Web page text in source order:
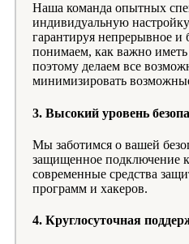
Наша команда опытных
индивидуальную
гарантируя непрерывное
понимаем, как важно
поэтому делаем все
минимизировать
3. Высокий уровень
Мы заботимся о вашей
защищенное подключение
современные средства
программ и хакеров.
4. Круглосуточная